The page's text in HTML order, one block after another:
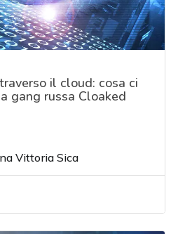
il cloud: cosa ci
gang russa Cloaked
Vittoria Sica